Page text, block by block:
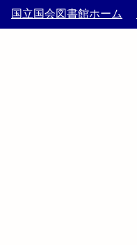
国立国会図書館ホーム